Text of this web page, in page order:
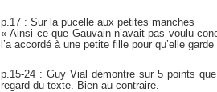
p.17 : Sur la pucelle aux petites manches
« Ainsi ce que Gauvain n’avait pas voulu
l’a accordé à une petite fille pour qu’elle
p.15-24 : Guy Vial démontre sur 5 points
regard du texte. Bien au contraire.